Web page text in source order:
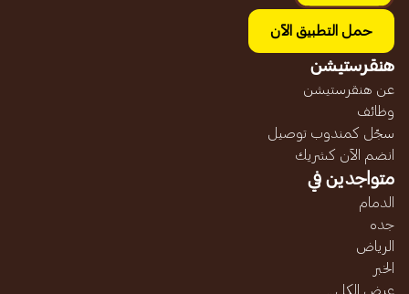
حمل التطبيق الآن
هنقرستيشن
عن هنقرستيشن
وظائف
سجّل كمندوب توصيل
انضم الآن كشريك
متواجدين في
الدمام
جده
الرياض
الخبر
عرض الكل...